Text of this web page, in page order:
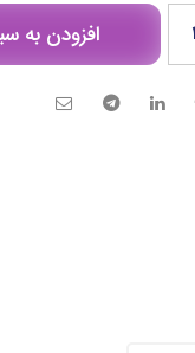
افزودن به